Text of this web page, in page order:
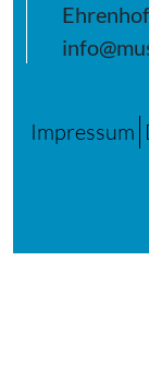
Impressum